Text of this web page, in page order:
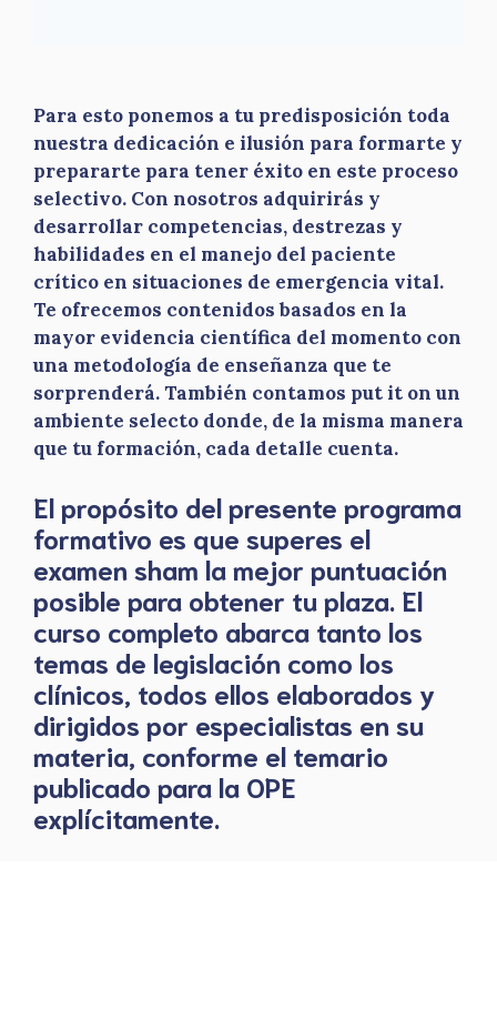
Para esto ponemos a tu predisposición toda
nuestra dedicación e ilusión para formarte y
prepararte para tener éxito en este proceso
selectivo. Con nosotros adquirirás y
desarrollar competencias, destrezas y
habilidades en el manejo del paciente
crítico en situaciones de emergencia vital.
Te ofrecemos contenidos basados en la
mayor evidencia científica del momento con
una metodología de enseñanza que te
sorprenderá. También contamos put it on un
ambiente selecto donde, de la misma manera
que tu formación, cada detalle cuenta.
El propósito del presente programa
formativo es que superes el
examen sham la mejor puntuación
posible para obtener tu plaza. El
curso completo abarca tanto los
temas de legislación como los
clínicos, todos ellos elaborados y
dirigidos por especialistas en su
materia, conforme el temario
publicado para la OPE
explícitamente.